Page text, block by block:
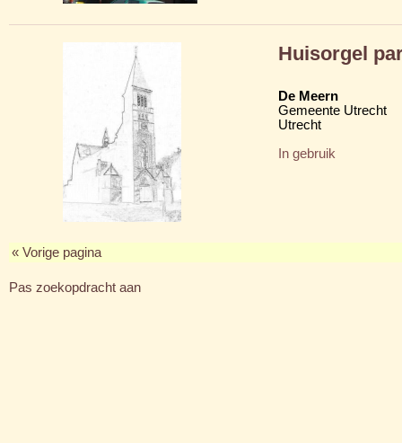
Huisorgel
De Meern
Gemeente Utrecht
Utrecht
In gebruik
« Vorige pagina
Pas zoekopdracht aan